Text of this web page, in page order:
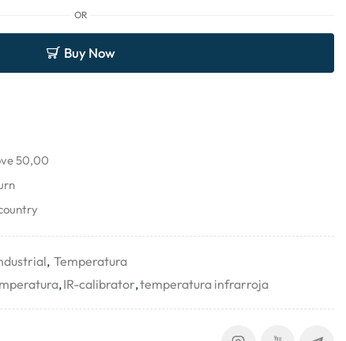
OR
Buy Now
50,00
, Temperatura
,IR-calibrator,temperatura infrarroja